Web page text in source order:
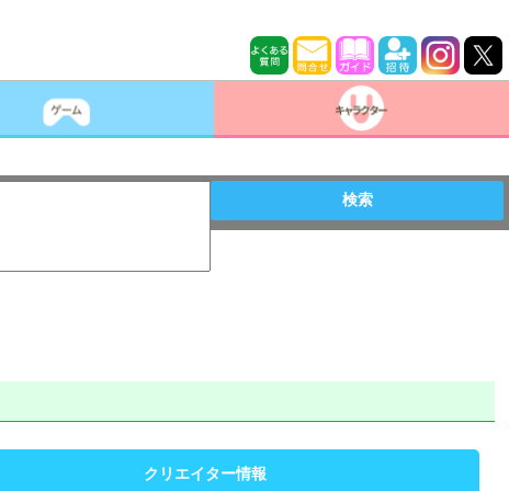
検索
クリエイター情報